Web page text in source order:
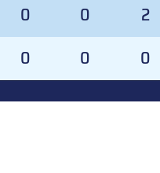
0 0 2
0 0 0